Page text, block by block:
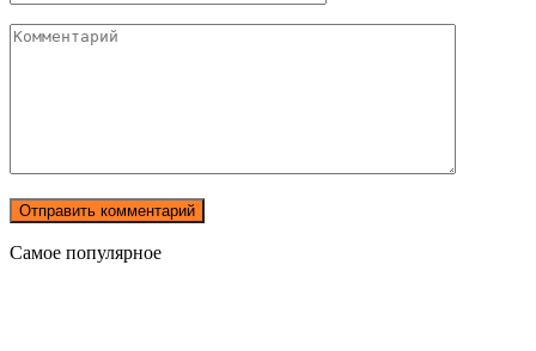
Комментарий
Самое популярное